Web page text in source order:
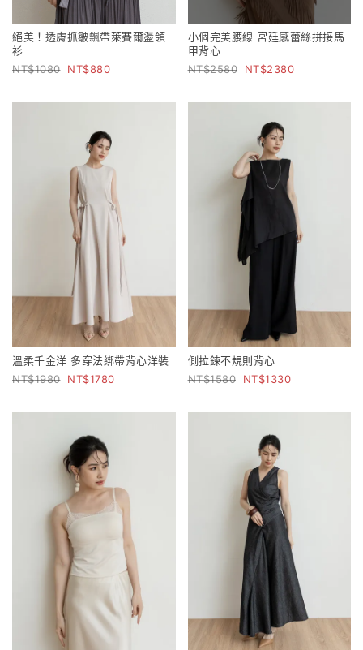
絕美！透膚抓皺飄帶萊賽爾盪領
衫
1080
880
小個完美腰線 宮廷感蕾絲拼接馬
甲背心
2580
2380
溫柔千金洋 多穿法綁帶背心洋裝
1980
1780
側拉鍊不規則背心
1580
1330